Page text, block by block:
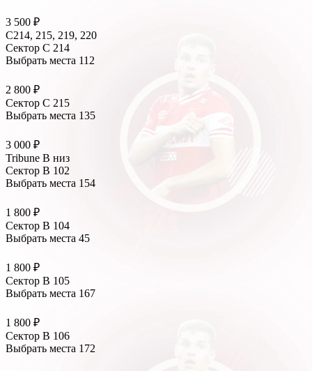
3 500 ₽
С214, 215, 219, 220
Сектор C 214
Выбрать места 112
2 800 ₽
Сектор C 215
Выбрать места 135
3 000 ₽
Tribune B низ
Сектор B 102
Выбрать места 154
1 800 ₽
Сектор B 104
Выбрать места 45
1 800 ₽
Сектор B 105
Выбрать места 167
1 800 ₽
Сектор B 106
Выбрать места 172